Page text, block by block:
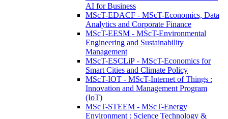
AI for Business
MScT-EDACF - MScT-Economics, Data
Analytics and Corporate Finance
MScT-EESM - MScT-Environmental
Engineering and Sustainability
Management
MScT-ESCLiP - MScT-Economics for
Smart Cities and Climate Policy
MScT-IOT - MScT-Internet of Things :
Innovation and Management Program
(IoT)
MScT-STEEM - MScT-Energy
Environment : Science Technology &